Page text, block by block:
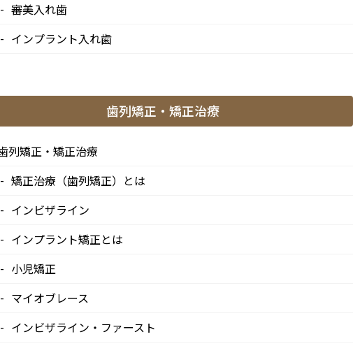
顎関節
りま
歯のクリーニングと検査
むし歯治療
ストローマンインプラント
審美入れ歯
インプラント入れ歯
歯列矯正・矯正治療
列矯正・矯正治療
矯正治療（歯列矯正）とは
インビザライン
インプラント矯正とは
小児矯正
マイオブレース
インビザライン・ファースト